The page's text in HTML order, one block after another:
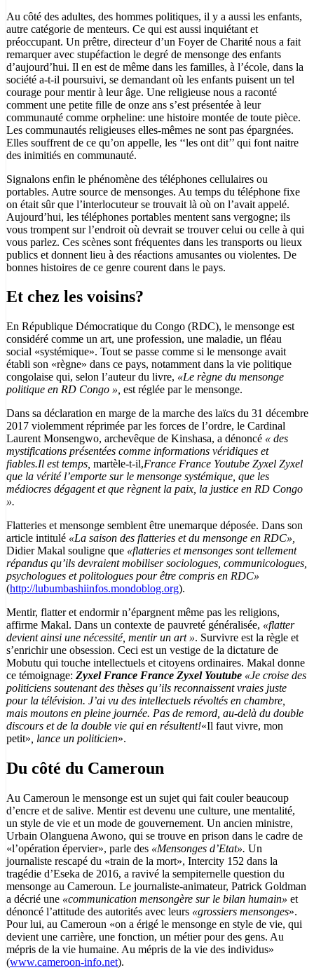
Au côté des adultes, des hommes politiques, il y a aussi les enfants,
autre catégorie de menteurs. Ce qui est aussi inquiétant et
préoccupant. Un prêtre, directeur d’un Foyer de Charité nous a fait
remarquer avec stupéfaction le degré de mensonge des enfants
d’aujourd’hui. Il en est de même dans les familles, à l’école, dans la
société a-t-il poursuivi, se demandant où les enfants puisent un tel
courage pour mentir à leur âge. Une religieuse nous a raconté
comment une petite fille de onze ans s’est présentée à leur
communauté comme orpheline: une histoire montée de toute pièce.
Les communautés religieuses elles-mêmes ne sont pas épargnées.
Elles souffrent de ce qu’on appelle, les ‘‘les ont dit’’ qui font naitre
des inimitiés en communauté.
Signalons enfin le phénomène des téléphones cellulaires ou
portables. Autre source de mensonges. Au temps du téléphone fixe
on était sûr que l’interlocuteur se trouvait là où on l’avait appelé.
Aujourd’hui, les téléphones portables mentent sans vergogne; ils
vous trompent sur l’endroit où devrait se trouver celui ou celle à qui
vous parlez. Ces scènes sont fréquentes dans les transports ou lieux
publics et donnent lieu à des réactions amusantes ou violentes. De
bonnes histoires de ce genre courent dans le pays.
Et chez les voisins?
En République Démocratique du Congo (RDC), le mensonge est
considéré comme un art, une profession, une maladie, un fléau
social «systémique». Tout se passe comme si le mensonge avait
établi son «règne» dans ce pays, notamment dans la vie politique
congolaise qui, selon l’auteur du livre, «Le règne du mensonge
politique en RD Congo », est réglée par le mensonge.
Dans sa déclaration en marge de la marche des laïcs du 31 décembre
2017 violemment réprimée par les forces de l’ordre, le Cardinal
Laurent Monsengwo, archevêque de Kinshasa, a dénoncé « des
mystifications présentées comme informations véridiques et
fiables.Il est temps, martèle-t-il,France France Youtube Zyxel Zyxel
que la vérité l’emporte sur le mensonge systémique, que les
médiocres dégagent et que règnent la paix, la justice en RD Congo
».
Flatteries et mensonge semblent être unemarque déposée. Dans son
article intitulé «La saison des flatteries et du mensonge en RDC»,
Didier Makal souligne que «flatteries et mensonges sont tellement
répandus qu’ils devraient mobiliser sociologues, communicologues,
psychologues et politologues pour être compris en RDC»
(http://lubumbashiinfos.mondoblog.org).
Mentir, flatter et endormir n’épargnent même pas les religions,
affirme Makal. Dans un contexte de pauvreté généralisée, «flatter
devient ainsi une nécessité, mentir un art ». Survivre est la règle et
s’enrichir une obsession. Ceci est un vestige de la dictature de
Mobutu qui touche intellectuels et citoyens ordinaires. Makal donne
ce témoignage: Zyxel France France Zyxel Youtube «Je croise des
politiciens soutenant des thèses qu’ils reconnaissent vraies juste
pour la télévision. J’ai vu des intellectuels révoltés en chambre,
mais moutons en pleine journée. Pas de remord, au-delà du double
discours et de la double vie qui en résultent!«Il faut vivre, mon
petit» , lance un politicien».
Du côté du Cameroun
Au Cameroun le mensonge est un sujet qui fait couler beaucoup
d’encre et de salive. Mentir est devenu une culture, une mentalité,
un style de vie et un mode de gouvernement. Un ancien ministre,
Urbain Olanguena Awono, qui se trouve en prison dans le cadre de
«l’opération épervier», parle des «Mensonges d’Etat». Un
journaliste rescapé du «train de la mort», Intercity 152 dans la
tragédie d’Eseka de 2016, a ravivé la sempiternelle question du
mensonge au Cameroun. Le journaliste-animateur, Patrick Goldman
a décrié une «communication mensongère sur le bilan humain» et
dénoncé l’attitude des autorités avec leurs «grossiers mensonges».
Pour lui, au Cameroun «on a érigé le mensonge en style de vie, qui
devient une carrière, une fonction, un métier pour des gens. Au
mépris de la vie humaine. Au mépris de la vie des individus»
(www.cameroon-info.net).